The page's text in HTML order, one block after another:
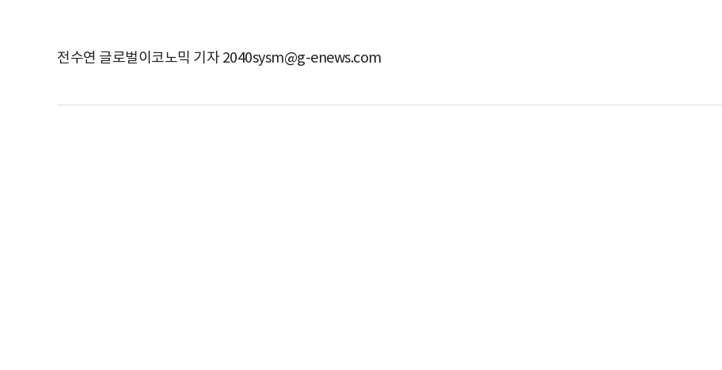
전수연 글로벌이코노믹 기자 2040sysm@g-enews.com